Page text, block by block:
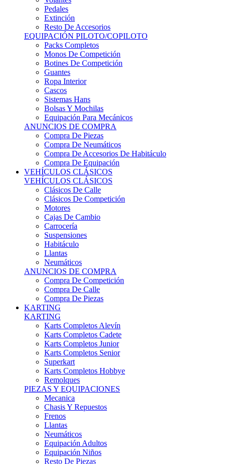
Extinción
Resto De Accesorios
EQUIPACIÓN PILOTO/COPILOTO
Packs Completos
Monos De Competición
Botines De Competición
Guantes
Ropa Interior
Cascos
Sistemas Hans
Bolsas Y Mochilas
Equipación Para Mecánicos
ANUNCIOS DE COMPRA
Compra De Piezas
Compra De Neumáticos
Compra De Accesorios De Habitáculo
Compra De Equipación
VEHÍCULOS CLÁSICOS
VEHÍCULOS CLÁSICOS
Clásicos De Calle
Clásicos De Competición
Motores
Cajas De Cambio
Carrocería
Suspensiones
Habitáculo
Llantas
Neumáticos
ANUNCIOS DE COMPRA
Compra De Competición
Compra De Calle
Compra De Piezas
KARTING
KARTING
Karts Completos Alevín
Karts Completos Cadete
Karts Completos Junior
Karts Completos Senior
Superkart
Karts Completos Hobbye
Remolques
PIEZAS Y EQUIPACIONES
Mecanica
Chasis Y Repuestos
Frenos
Llantas
Neumáticos
Equipación Adultos
Equipación Niños
Resto De Piezas
ANUNCIOS DE COMPRA